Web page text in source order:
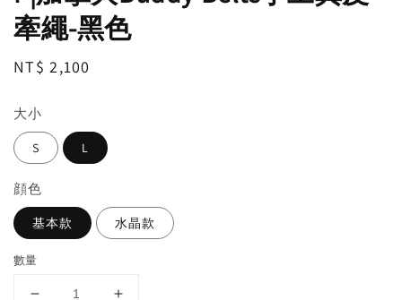
牽繩-黑色
Regular
NT$ 2,100
大小
S L
顔色
基本款 水晶款
數量